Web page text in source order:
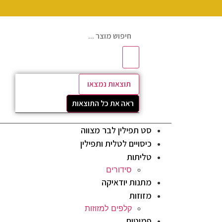
תוצאות נמצאו
ראה את כל התוצאות
סט תפילין לבר מצווה
כיסויים לטלית ותפילין
טליתות
סידורים
מתנות יודאיקה
מזוזות
קלפים למזוזות